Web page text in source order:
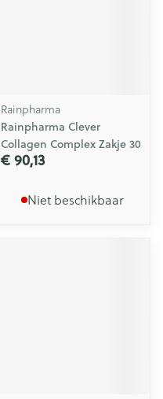
Rainpharma
Rainpharma Clever
Collagen Complex Zakje 30
€ 90,13
Niet beschikbaar